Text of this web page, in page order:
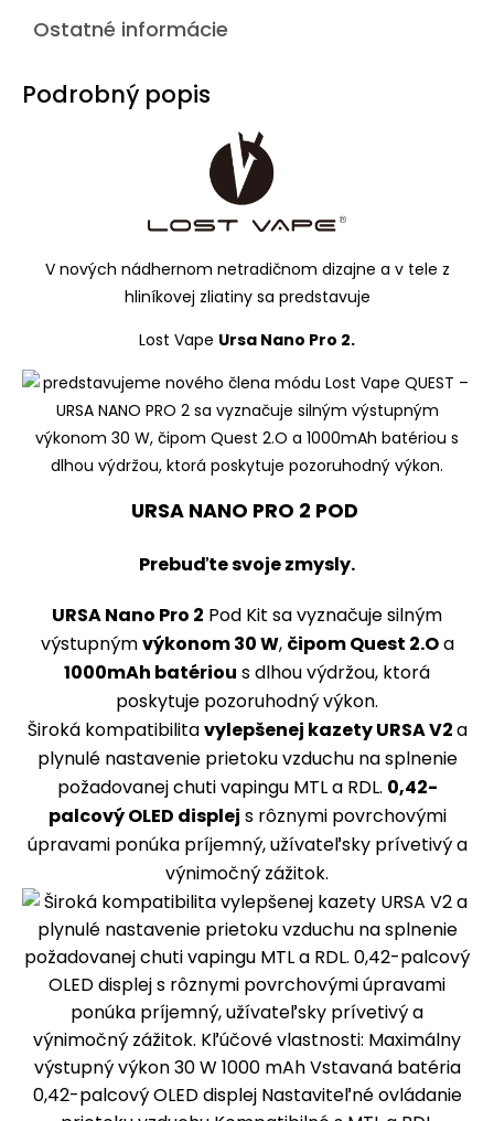
Ostatné informácie
Podrobný popis
V nových nádhernom netradičnom dizajne a v tele z
hliníkovej zliatiny sa predstavuje
Lost Vape Ursa Nano Pro 2.
URSA NANO PRO 2 POD
Prebuďte svoje zmysly.
URSA Nano Pro 2 Pod Kit sa vyznačuje silným
výstupnýmvýkonom 30 W, čipom Quest 2.Oa
1000mAh batériou s dlhou výdržou, ktorá
poskytuje pozoruhodný výkon.
Široká kompatibilitavylepšenej kazety URSA V2a
plynulé nastavenie prietoku vzduchu na splnenie
požadovanej chuti vapingu MTL a RDL. 0,42-
palcový OLED displej s rôznymi povrchovými
úpravami ponúka príjemný, užívateľsky prívetivý a
výnimočný zážitok.